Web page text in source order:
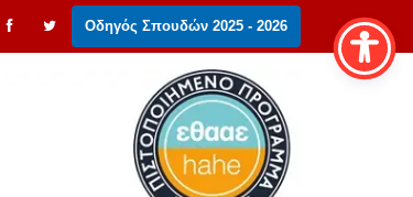
Οδηγός Σπουδών 2025 - 2026